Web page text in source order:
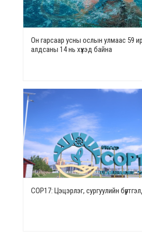
Он гарсаар усны ослын улмаас 59
алдсаны 14 нь хүүхэд байна
СОР17: Цэцэрлэг, сургуулийн